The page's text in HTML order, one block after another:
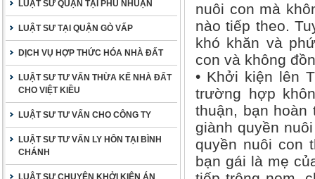
LUẬT SƯ QUẬN TẠI PHÚ NHUẬN
LUẬT SƯ TẠI QUẬN GÒ VẤP
DỊCH VỤ HỢP THỨC HÓA NHÀ ĐẤT
LUẬT SƯ TƯ VẤN THỪA KẾ NHÀ ĐẤT
CHO VIỆT KIỀU
LUẬT SƯ TƯ VẤN CHO CÔNG TY
LUẬT SƯ TƯ VẤN LY HÔN TẠI BÌNH
CHÁNH
LUẬT SƯ CHUYÊN KHỞI KIỆN ÁN
nuôi con mà
nào tiếp theo.
khó khăn và
con và không
• Khởi kiện lên
trường hợp
thuận, bạn
giành quyền
quyền nuôi con
bạn gái là mẹ